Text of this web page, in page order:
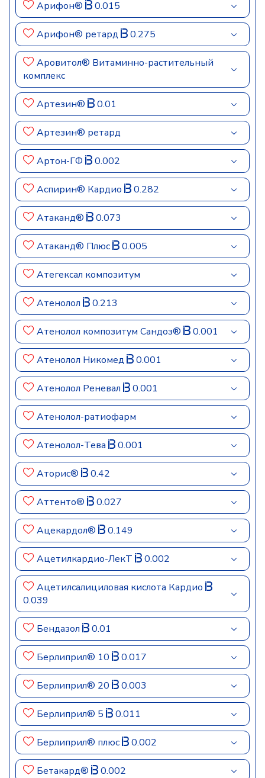
Арифон® 0.015
Арифон® ретард 0.275
Аровитол® Витаминно-растительный
комплекс
Артезин® 0.01
Артезин® ретард
Артон-ГФ 0.002
Аспирин® Кардио 0.282
Атаканд® 0.073
Атаканд® Плюс 0.005
Атегексал композитум
Атенолол 0.213
Атенолол композитум Сандоз® 0.001
Атенолол Никомед 0.001
Атенолол Реневал 0.001
Атенолол-ратиофарм
Атенолол-Тева 0.001
Аторис® 0.42
Аттенто® 0.027
Ацекардол® 0.149
Ацетилкардио-ЛекТ 0.002
Ацетилсалициловая кислота Кардио
0.039
Бендазол 0.01
Берлиприл® 10 0.017
Берлиприл® 20 0.003
Берлиприл® 5 0.011
Берлиприл® плюс 0.002
Бетакард® 0.002